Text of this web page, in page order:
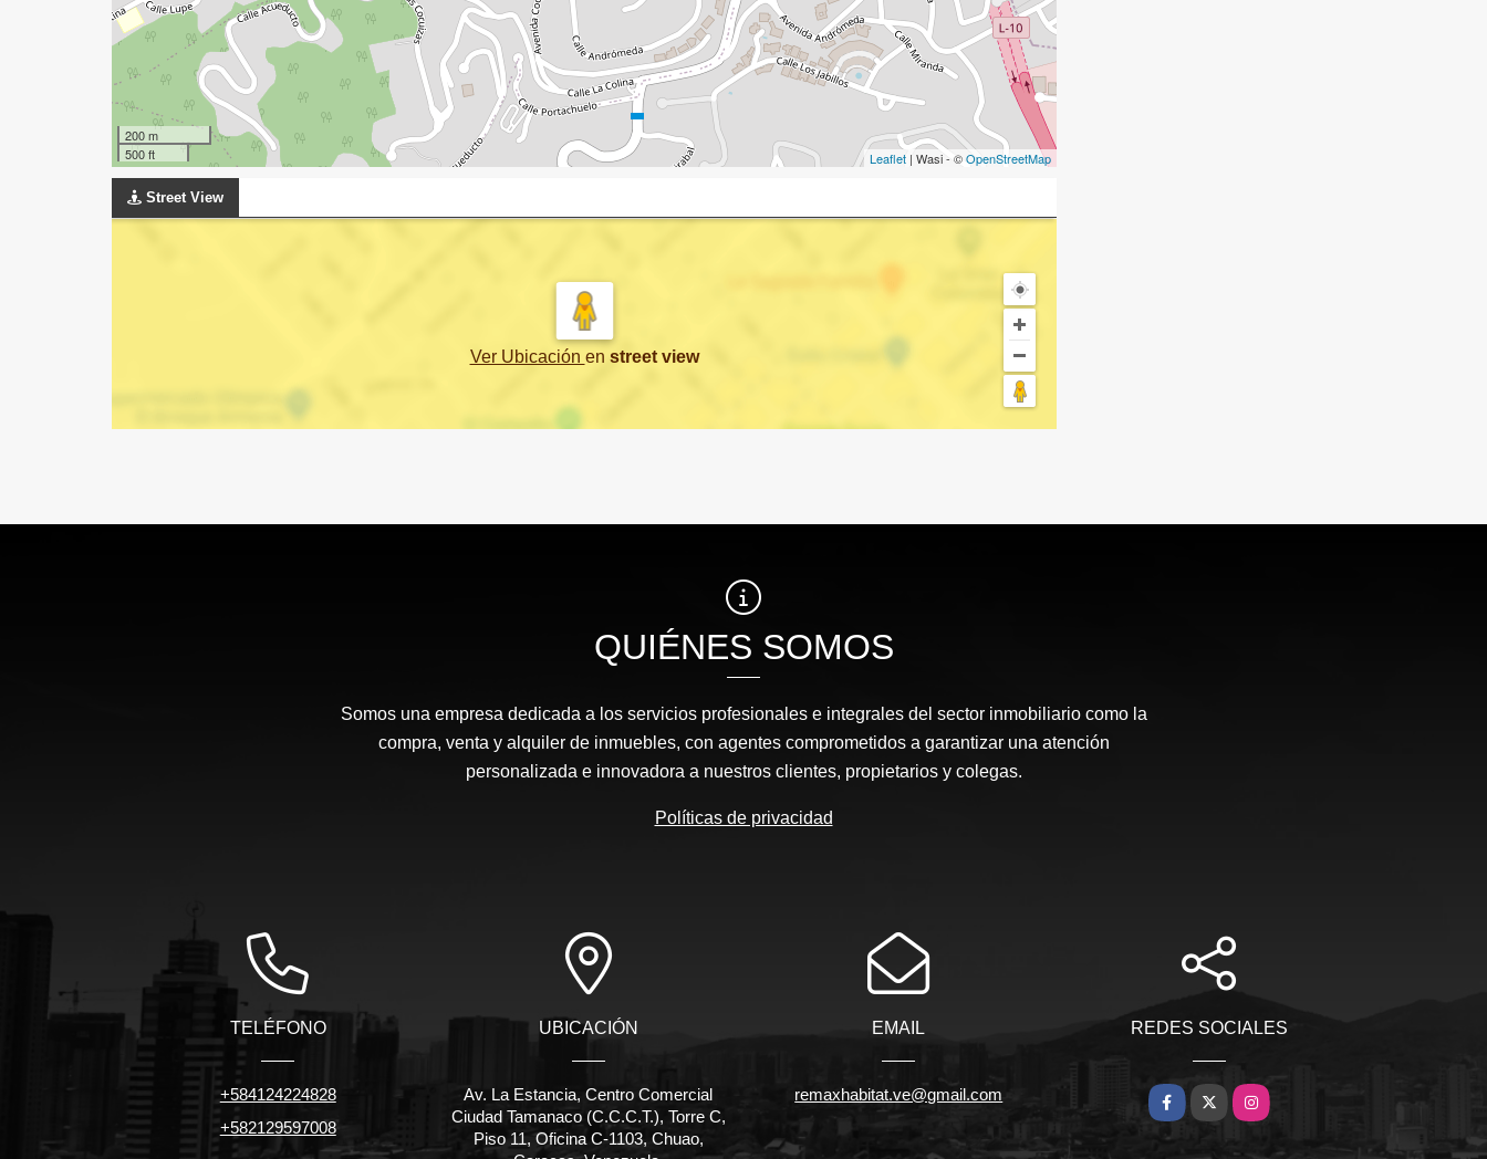
200 m
500 ft
Leaflet | Wasi - ©OpenStreetMap
Street View
Ver Ubicación en street view
QUIÉNES SOMOS
Somos una empresa dedicada a los servicios profesionales e integrales del sector inmobiliario como la
compra, venta y alquiler de inmuebles, con agentes comprometidos a garantizar una atención
personalizada e innovadora a nuestros clientes, propietarios y colegas.
Políticas de privacidad
TELÉFONO
+584124224828
+582129597008
UBICACIÓN
Av. La Estancia, Centro Comercial
Ciudad Tamanaco (C.C.C.T.), Torre C,
Piso 11, Oficina C-1103, Chuao,
EMAIL
remaxhabitat.ve@gmail.com
REDES SOCIALES
Facebook
X Instagram